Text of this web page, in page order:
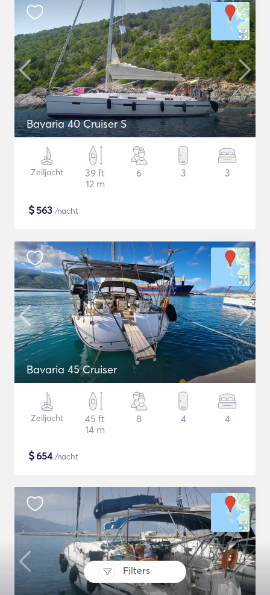
Filters
Bavaria 40 Cruiser S
Zeiljacht
39 ft
12 m
6 3 3
$563 /nacht
Bavaria 45 Cruiser
Zeiljacht
45 ft
14 m
8 4 4
$654/nacht